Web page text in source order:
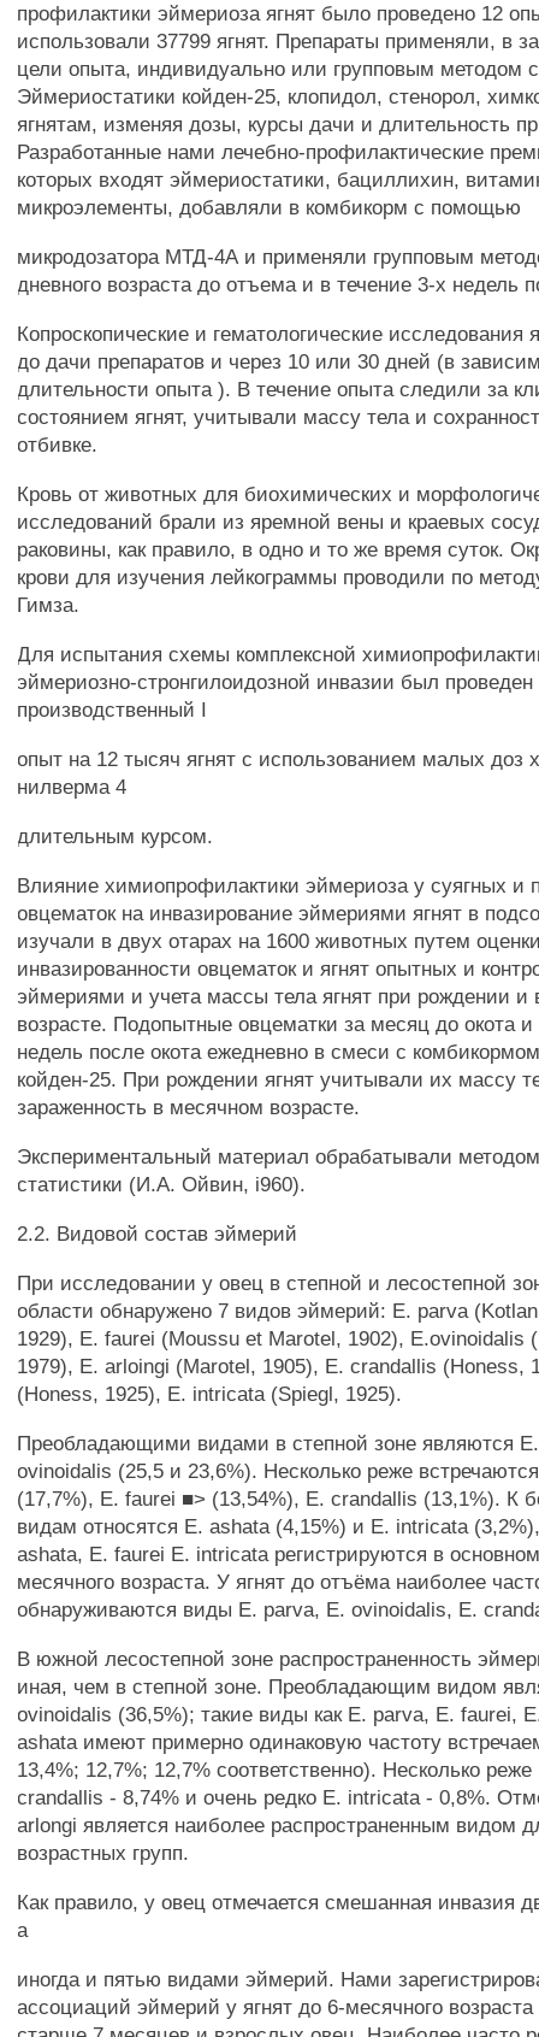
профилактики эймериоза ягнят было проведено 12
использовали 37799 ягнят. Препараты применяли, в
цели опыта, индивидуально или групповым методом
Эймериостатики койден-25, клопидол, стенорол,
ягнятам, изменяя дозы, курсы дачи и длительность
Разработанные нами лечебно-профилактические
которых входят эймериостатики, бациллихин,
микроэлементы, добавляли в комбикорм с помощью
микродозатора МТД-4А и применяли групповым
дневного возраста до отъема и в течение 3-х недель
Копроскопические и гематологические исследования
до дачи препаратов и через 10 или 30 дней (в
длительности опыта ). В течение опыта следили за
состоянием ягнят, учитывали массу тела и
отбивке.
Кровь от животных для биохимических и
исследований брали из яремной вены и краевых
раковины, как правило, в одно и то же время суток.
крови для изучения лейкограммы проводили по
Гимза.
Для испытания схемы комплексной
эймериозно-стронгилоидозной инвазии был проведен
производственный I
опыт на 12 тысяч ягнят с использованием малых доз
нилверма 4
длительным курсом.
Влияние химиопрофилактики эймериоза у суягных и
овцематок на инвазирование эймериями ягнят в
изучали в двух отарах на 1600 животных путем
инвазированности овцематок и ягнят опытных и
эймериями и учета массы тела ягнят при рождении и
возрасте. Подопытные овцематки за месяц до окота и
недель после окота ежедневно в смеси с
койден-25. При рождении ягнят учитывали их массу
зараженность в месячном возрасте.
Экспериментальный материал обрабатывали
статистики (И.А. Ойвин, i960).
2.2. Видовой состав эймерий
При исследовании у овец в степной и лесостепной
области обнаружено 7 видов эймерий: Е. parva
1929), E. faurei (Moussu et Marotel, 1902), E.ovinoidalis
1979), E. arloingi (Marotel, 1905), E. crandallis (Honess,
(Honess, 1925), E. intricata (Spiegl, 1925).
Преобладающими видами в степной зоне являются
ovinoidalis (25,5 и 23,6%). Несколько реже
(17,7%), Е. faurei ■> (13,54%), Е. crandallis (13,1%). К
видам относятся Е. ashata (4,15%) и Е. intricata
ashata, Е. faurei Е. intricata регистрируются в
месячного возраста. У ягнят до отъёма наиболее
обнаруживаются виды Е. parva, Е. ovinoidalis, Е.
В южной лесостепной зоне распространенность
иная, чем в степной зоне. Преобладающим видом
ovinoidalis (36,5%); такие виды как Е. parva, Е. faurei,
ashata имеют примерно одинаковую частоту
13,4%; 12,7%; 12,7% соответственно). Несколько реже
crandallis - 8,74% и очень редко Е. intricata - 0,8%.
arlongi является наиболее распространенным видом
возрастных групп.
Как правило, у овец отмечается смешанная инвазия
а
иногда и пятью видами эймерий. Нами
ассоциаций эймерий у ягнят до 6-месячного возраста